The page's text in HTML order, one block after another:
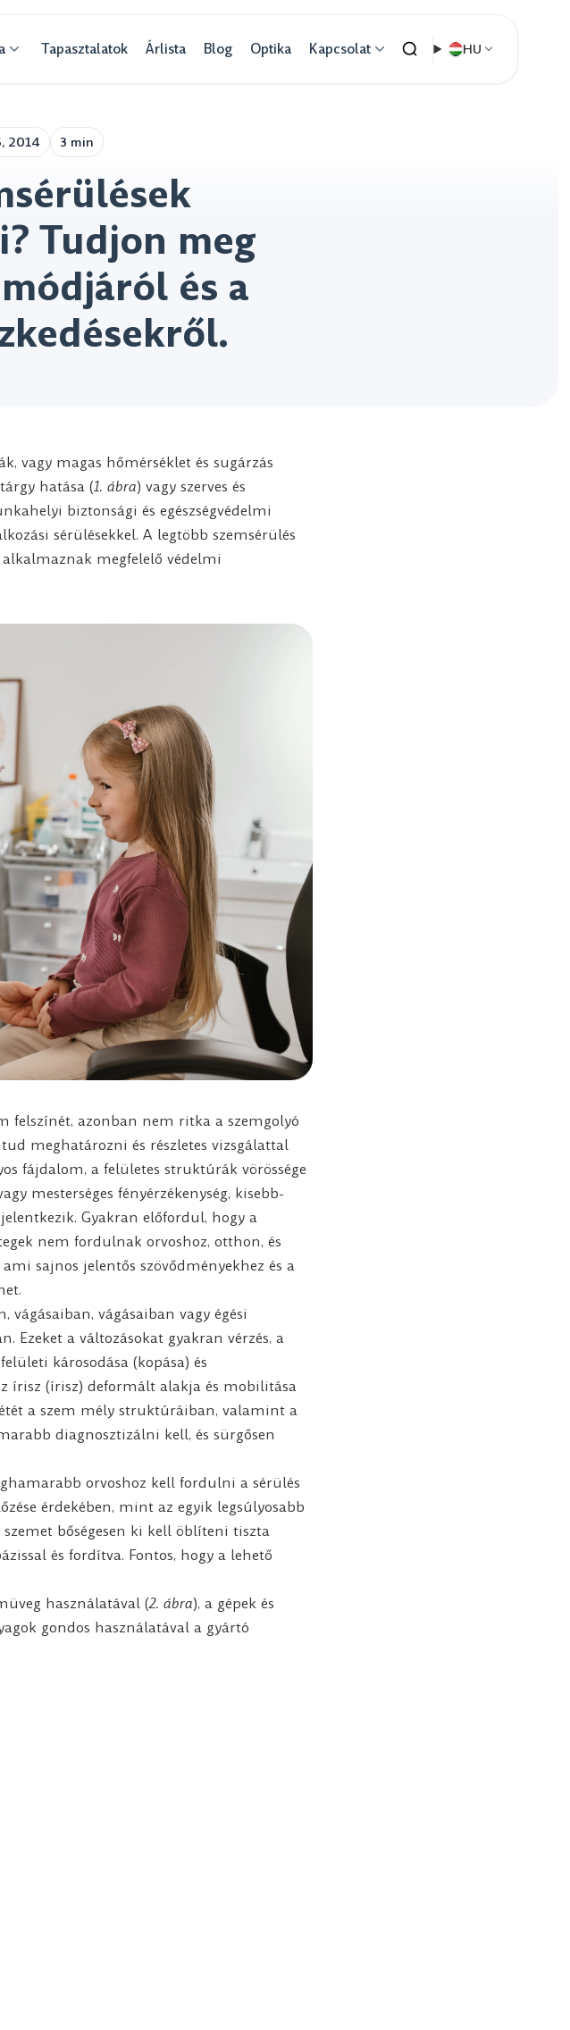
Tapasztalatok Árlista Blog Optika Kapcsolat HU
2014 3 min
Tudjon meg
és a
vagy magas hőmérséklet és sugárzás
hatása (1. ábra) vagy szerves és
biztonsági és egészségvédelmi
sérülésekkel. A legtöbb szemsérülés
megfelelő védelmi
felszínét, azonban nem ritka a szemgolyó
meghatározni és részletes vizsgálattal
fájdalom, a felületes struktúrák vörössége
mesterséges fényérzékenység, kisebb-
Gyakran előfordul, hogy a
nem fordulnak orvoshoz, otthon, és
sajnos jelentős szövődményekhez és a
vágásaiban vagy égési
Ezeket a változásokat gyakran vérzés, a
károsodása (kopása) és
írisz (írisz) deformált alakja és mobilitása
a szem mély struktúráiban, valamint a
diagnosztizálni kell, és sürgősen
orvoshoz kell fordulni a sérülés
érdekében, mint az egyik legsúlyosabb
bőségesen ki kell öblíteni tiszta
és fordítva. Fontos, hogy a lehető
használatával (2. ábra), a gépek és
gondos használatával a gyártó